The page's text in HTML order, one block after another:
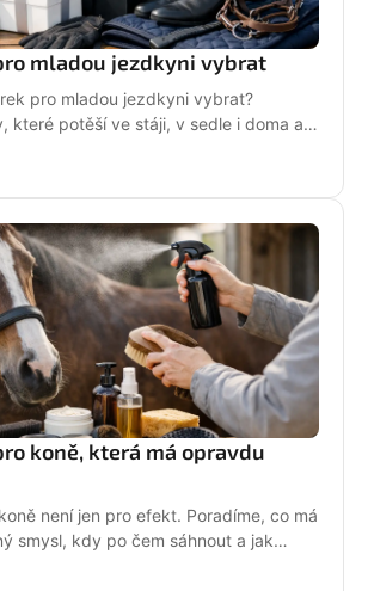
mladou jezdkyni vybrat
pro mladou jezdkyni vybrat?
které potěší ve stáji, v sedle i doma a
koně, která má opravdu
není jen pro efekt. Poradíme, co má
smysl, kdy po čem sáhnout a jak